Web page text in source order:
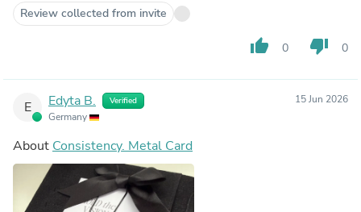
Review collected from invite
thumb_up 0 thumb_down 0
E Edyta B. Verified
Germany
15 Jun 2026
About Consistency. Metal Card